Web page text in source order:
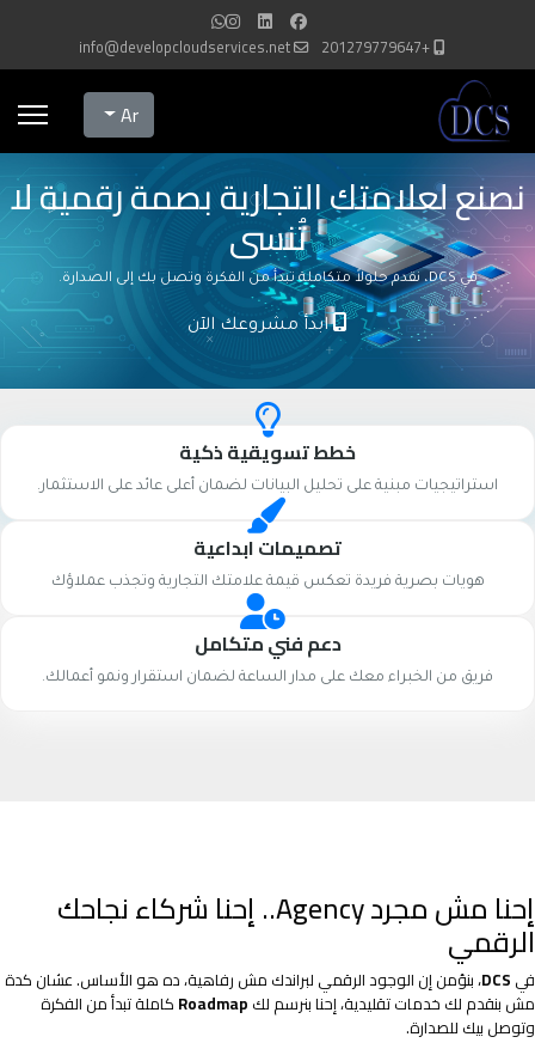
+201279779647
info@developcloudservices.net
Select your language
Ar
نصنع لعلامتك التجارية بصمة رقمية لا
تُنسى
في DCS، نقدم حلولاً متكاملة تبدأ من الفكرة وتصل بك إلى الصدارة.
ابدأ مشروعك الآن
خطط تسويقية ذكية
استراتيجيات مبنية على تحليل البيانات لضمان أعلى عائد على الاستثمار.
تصميمات ابداعية
هويات بصرية فريدة تعكس قيمة علامتك التجارية وتجذب عملاؤك
دعم فني متكامل
فريق من الخبراء معك على مدار الساعة لضمان استقرار ونمو أعمالك.
إحنا مش مجرد Agency.. إحنا شركاء نجاحك
الرقمي
في DCS، بنؤمن إن الوجود الرقمي لبراندك مش رفاهية، ده هو الأساس. عشان كدة
مش بنقدم لك خدمات تقليدية، إحنا بنرسم لك Roadmap كاملة تبدأ من الفكرة
وتوصل بيك للصدارة.